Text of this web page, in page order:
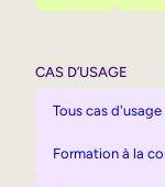
CAS D’USAGE
Tous cas d'usage
Formation à la